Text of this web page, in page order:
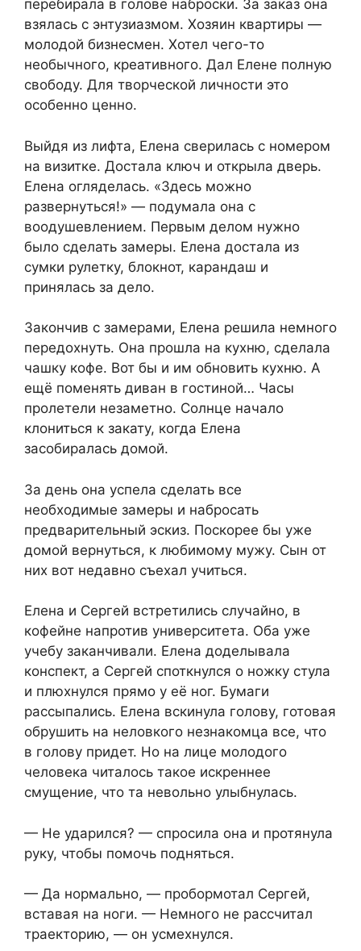
перебирала в голове наброски. За заказ она
взялась с энтузиазмом. Хозяин квартиры —
молодой бизнесмен. Хотел чего-то
необычного, креативного. Дал Елене полную
свободу. Для творческой личности это
особенно ценно.
Выйдя из лифта, Елена сверилась с номером
на визитке. Достала ключ и открыла дверь.
Елена огляделась. «Здесь можно
развернуться!» — подумала она с
воодушевлением. Первым делом нужно
было сделать замеры. Елена достала из
сумки рулетку, блокнот, карандаш и
принялась за дело.
Закончив с замерами, Елена решила немного
передохнуть. Она прошла на кухню, сделала
чашку кофе. Вот бы и им обновить кухню. А
ещё поменять диван в гостиной… Часы
пролетели незаметно. Солнце начало
клониться к закату, когда Елена
засобиралась домой.
За день она успела сделать все
необходимые замеры и набросать
предварительный эскиз. Поскорее бы уже
домой вернуться, к любимому мужу. Сын от
них вот недавно съехал учиться.
Елена и Сергей встретились случайно, в
кофейне напротив университета. Оба уже
учебу заканчивали. Елена доделывала
конспект, а Сергей споткнулся о ножку стула
и плюхнулся прямо у её ног. Бумаги
рассыпались. Елена вскинула голову, готовая
обрушить на неловкого незнакомца все, что
в голову придет. Но на лице молодого
человека читалось такое искреннее
смущение, что та невольно улыбнулась.
— Не ударился? — спросила она и протянула
руку, чтобы помочь подняться.
— Да нормально, — пробормотал Сергей,
вставая на ноги. — Немного не рассчитал
траекторию, — он усмехнулся.